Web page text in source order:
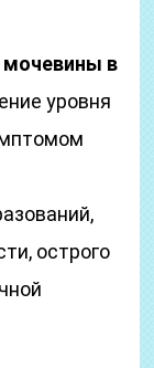
мочевины в
уровня
острого